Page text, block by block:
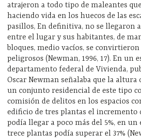
atrajeron a todo tipo de maleantes
haciendo vida en los huecos de las
pasillos, En definitiva, no se llegaron
entre el lugar y sus habitantes, de
bloques, medio vacíos, se convirtieron
peligrosos (Newman, 1996, 17). En un
departamento federal de Vivienda,
Oscar Newman señalaba que la altura
un conjunto residencial de este tipo
comisión de delitos en los espacios
edificio de tres plantas el incremento
podía llegar a poco más del 5%, en un
trece plantas podía superar el 37%